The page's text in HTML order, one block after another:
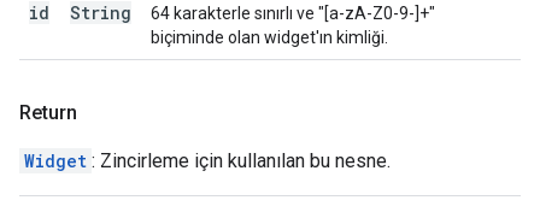
id String
64 karakterle sınırlı ve "[a-zA-Z0-9-]+"
biçiminde olan widget'ın kimliği.
Return
Widget : Zincirleme için kullanılan bu nesne.